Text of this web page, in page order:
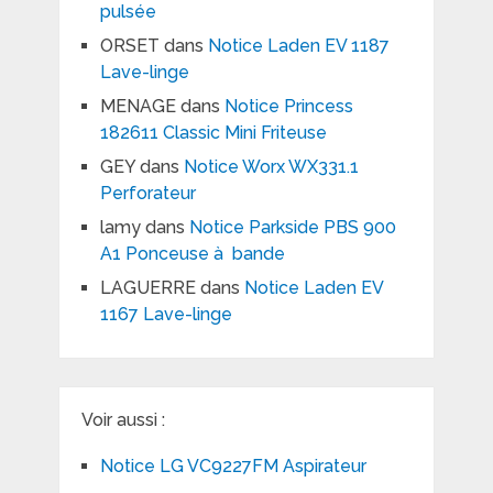
pulsée
ORSET dans Notice Laden EV 1187
Lave-linge
MENAGEdans Notice Princess
182611 Classic Mini Friteuse
GEYdans Notice Worx WX331.1
Perforateur
lamydans Notice Parkside PBS 900
A1 Ponceuse à bande
LAGUERREdans Notice Laden EV
1167 Lave-linge
Voir aussi :
Notice LG VC9227FM Aspirateur